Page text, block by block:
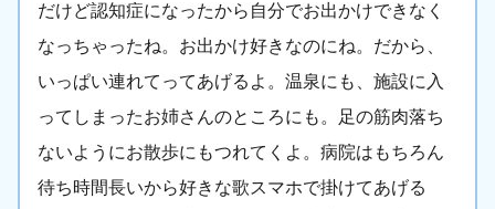
だけど認知症になったから自分でお出かけできなく
なっちゃったね。お出かけ好きなのにね。だから、
いっぱい連れてってあげるよ。温泉にも、施設に入
ってしまったお姉さんのところにも。足の筋肉落ち
ないようにお散歩にもつれてくよ。病院はもちろん
待ち時間長いから好きな歌スマホで掛けてあげる